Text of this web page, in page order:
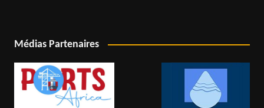
Médias Partenaires